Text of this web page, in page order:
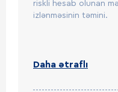
riskli hesab olunan
izlənməsinin təmini.
Daha ətraflı